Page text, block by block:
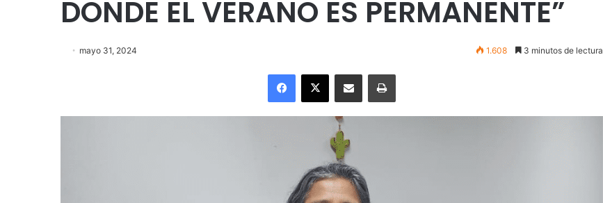
DONDE EL VERANO ES PERMANENTE”
mayo 31, 2024 1.608 3 minutos de lectura
Facebook
X Enviar vía email Imprimir